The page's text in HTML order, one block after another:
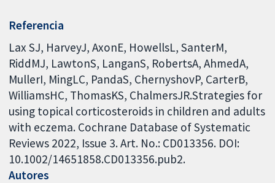
Referencia
Lax SJ, HarveyJ, AxonE, HowellsL, SanterM,
RiddMJ, LawtonS, LanganS, RobertsA, AhmedA,
MullerI, MingLC, PandaS, ChernyshovP, CarterB,
WilliamsHC, ThomasKS, ChalmersJR.Strategies for
using topical corticosteroids in children and adults
with eczema. Cochrane Database of Systematic
Reviews 2022, Issue 3. Art. No.: CD013356. DOI:
10.1002/14651858.CD013356.pub2.
Autores